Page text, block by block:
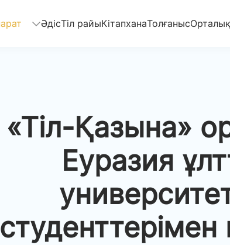
ӘдісТіл райыКітапханаТолғаныс
«Тіл-Қазына»
Еуразия
студенттерімен